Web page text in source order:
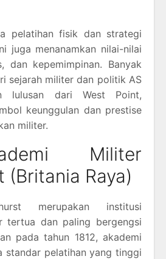
pelatihan fisik dan strategi
juga menanamkan nilai-nilai
dan kepemimpinan. Banyak
sejarah militer dan politik AS
lulusan dari West Point,
keunggulan dan prestise
militer.
Militer
(Britania Raya)
merupakan institusi
tertua dan paling bergengsi
pada tahun 1812, akademi
standar pelatihan yang tinggi